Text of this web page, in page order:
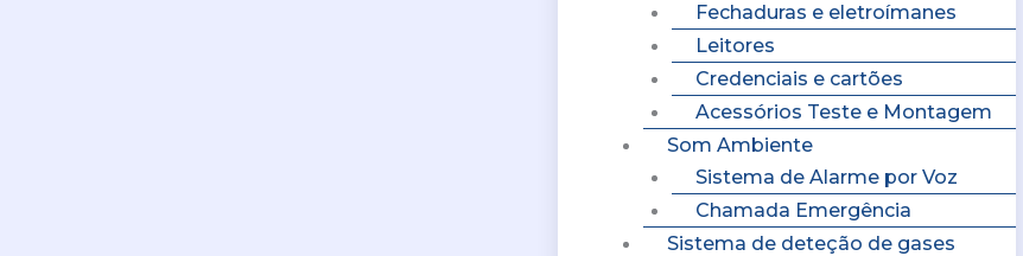
Fechaduras e eletroímanes
Leitores
Credenciais e cartões
Acessórios Teste e Montagem
Som Ambiente
Sistema de Alarme por Voz
Chamada Emergência
Sistema de deteção de gases